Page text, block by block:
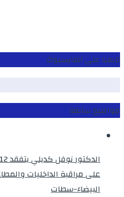
تابعنا على الفايسبوك
مواضيع سابقة
على مراقبة الداخليات
البيضاء-سطات